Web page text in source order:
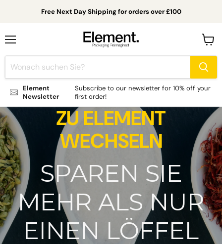
Free Next Day Shipping for orders over £100
Element
Newsletter
Subscribe to our newsletter for 10% off your
first order!
ZU ELEMENT
WECHSELN
SPAREN SIE
MEHR ALS NUR
EINEN LÖFFEL